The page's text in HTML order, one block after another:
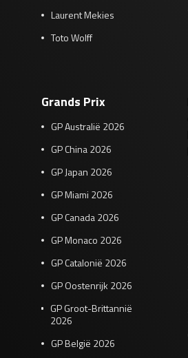
Laurent Mekies
Toto Wolff
Grands Prix
GP Australië 2026
GP China 2026
GP Japan 2026
GP Miami 2026
GP Canada 2026
GP Monaco 2026
GP Catalonië 2026
GP Oostenrijk 2026
GP Groot-Brittannië
2026
GP België 2026